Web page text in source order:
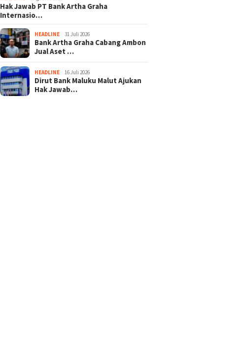
Hak Jawab PT Bank Artha Graha
Internasio…
HEADLINE 31 Juli 2026
Bank Artha Graha Cabang Ambon
Jual Aset …
HEADLINE 16 Juli 2026
Dirut Bank Maluku Malut Ajukan
Hak Jawab…